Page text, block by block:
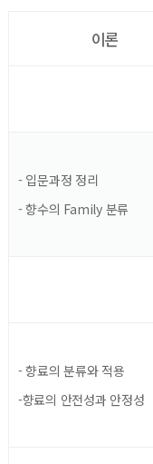
이론
- 입문과정 정리
- 향수의 Family 분류
- 향료의 분류와 적용
-향료의 안전성과 안정성